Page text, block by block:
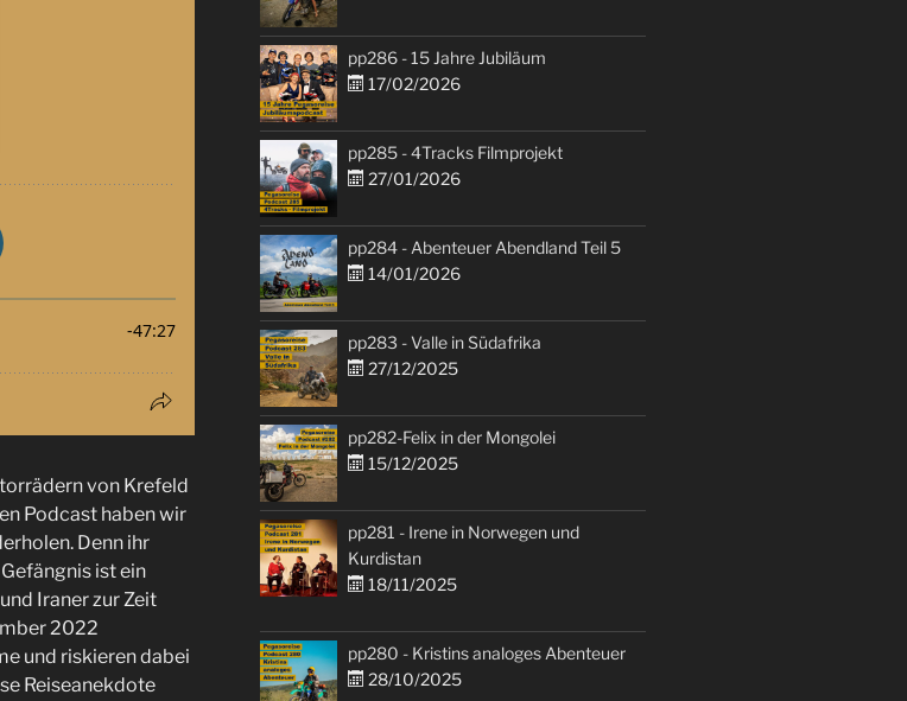
von Krefeld
Podcast haben wir
Denn ihr
ist ein
Iraner zur Zeit
2022
und riskieren dabei
Reiseanekdote
pp286 - 15 Jahre Jubiläum
17/02/2026
pp285 - 4Tracks Filmprojekt
27/01/2026
pp284 - Abenteuer Abendland Teil 5
14/01/2026
pp283 - Valle in Südafrika
27/12/2025
pp282-Felix in der Mongolei
15/12/2025
pp281 - Irene in Norwegen und
Kurdistan
18/11/2025
pp280 - Kristins analoges Abenteuer
28/10/2025